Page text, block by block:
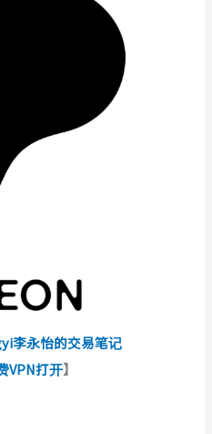
李永怡的交易笔记
VPN打开】